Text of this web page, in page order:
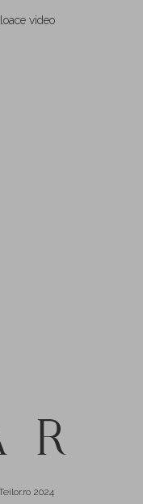
video
2024